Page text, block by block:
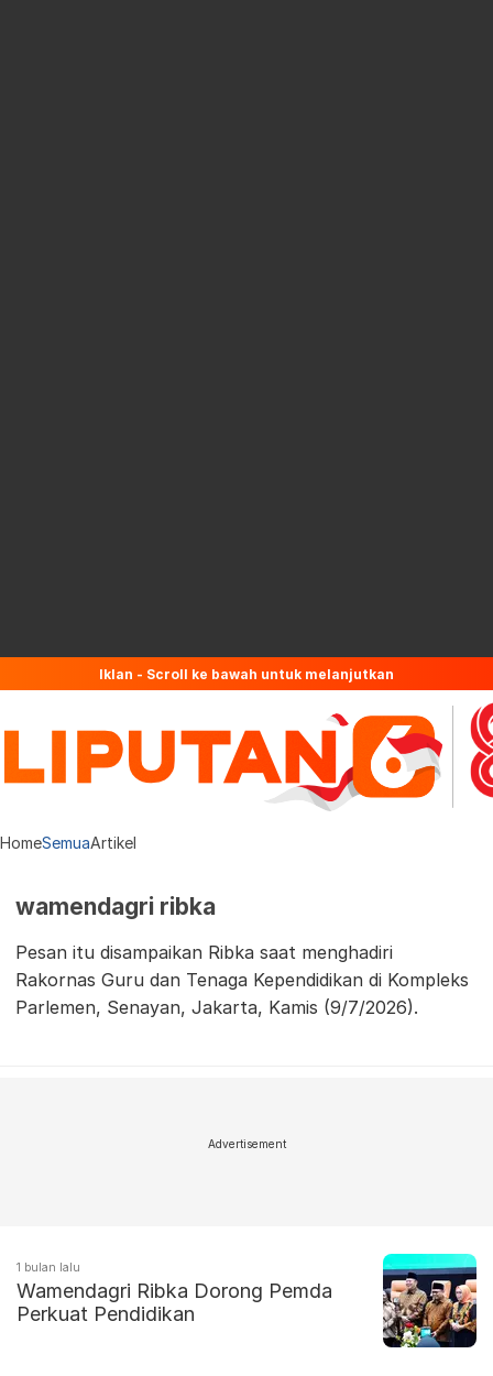
Iklan - Scroll ke bawah untuk melanjutkan
HomeSemuaArtikel
wamendagri ribka
Pesan itu disampaikan Ribka saat menghadiri
Rakornas Guru dan Tenaga Kependidikan di Kompleks
Parlemen, Senayan, Jakarta, Kamis (9/7/2026).
Advertisement
1 bulan lalu
Wamendagri Ribka Dorong Pemda
Perkuat Pendidikan